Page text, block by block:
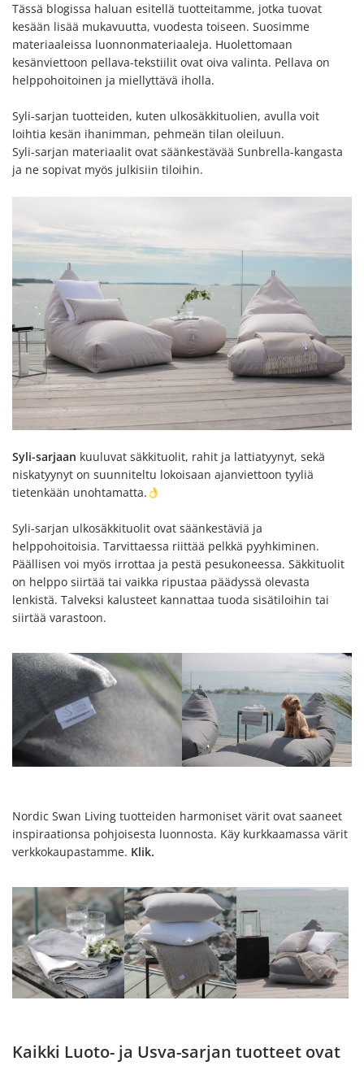
Tässä blogissa haluan esitellä tuotteitamme, jotka tuovat
kesään lisää mukavuutta, vuodesta toiseen. Suosimme
materiaaleissa luonnonmateriaaleja. Huolettomaan
kesänviettoon pellava-tekstiilit ovat oiva valinta. Pellava on
helppohoitoinen ja miellyttävä iholla.
Syli-sarjan tuotteiden, kuten ulkosäkkituolien, avulla voit
loihtia kesän ihanimman, pehmeän tilan oleiluun.
Syli-sarjan materiaalit ovat säänkestävää Sunbrella-kangasta
ja ne sopivat myös julkisiin tiloihin.
Syli-sarjaan kuuluvat säkkituolit, rahit ja lattiatyynyt, sekä
niskatyynyt on suunniteltu lokoisaan ajanviettoon tyyliä
tietenkään unohtamatta.
Syli-sarjan ulkosäkkituolit ovat säänkestäviä ja
helppohoitoisia. Tarvittaessa riittää pelkkä pyyhkiminen.
Päällisen voi myös irrottaa ja pestä pesukoneessa. Säkkituolit
on helppo siirtää tai vaikka ripustaa päädyssä olevasta
lenkistä. Talveksi kalusteet kannattaa tuoda sisätiloihin tai
siirtää varastoon.
Nordic Swan Living tuotteiden harmoniset värit ovat saaneet
inspiraationsa pohjoisesta luonnosta. Käy kurkkaamassa värit
verkkokaupastamme. Klik.
Kaikki Luoto- ja Usva-sarjan tuotteet ovat